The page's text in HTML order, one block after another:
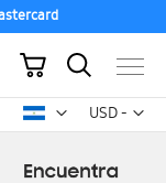
USD -
dólar
Mi carrito